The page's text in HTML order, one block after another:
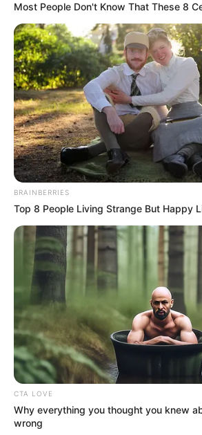
(foto: shelterness)
2. Kalau ini memanfaatkan
tempat menyimpan buku alias
muat banyak buku
Most People Don't Know That These 8
BRAINBERRIES
Top 8 People Living Strange But Happy
CTA LOVE
Why everything you thought you knew
wrong